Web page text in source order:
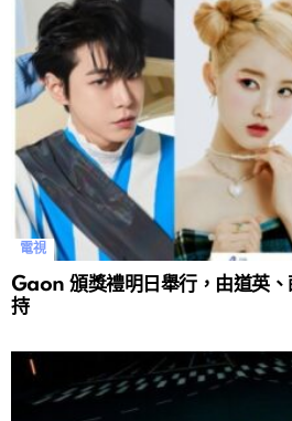
電視
Gaon 頒獎禮明日舉行，由道英
持